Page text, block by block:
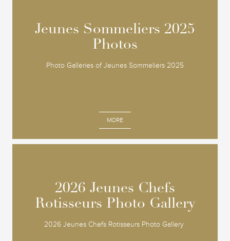
Jeunes Sommeliers 2025
Photos
Photo Galleries of Jeunes Sommeliers 2025
MORE
Jeunes Sommeliers 2025
Photos
2026 Jeunes Chefs
Rotisseurs Photo Gallery
2026 Jeunes Chefs Rotisseurs Photo Gallery
2026 Jeunes Chefs
Rotisseurs Photo Gallery